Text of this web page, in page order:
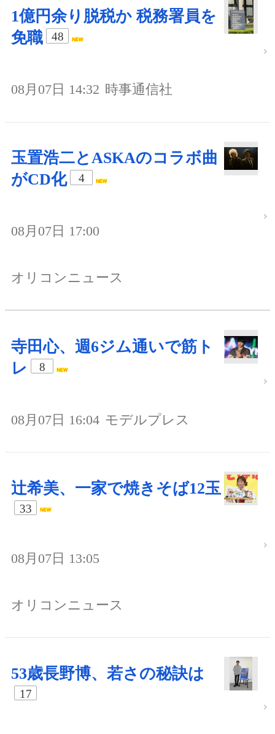
1億円余り脱税か 税務署員を
免職
48
08月07日 14:32 時事通信社
玉置浩二とASKAのコラボ曲
がCD化
4
08月07日 17:00
オリコンニュース
寺田心、週6ジム通いで筋ト
レ
8
08月07日 16:04 モデルプレス
辻希美、一家で焼きそば12玉
33
08月07日 13:05
オリコンニュース
53歳長野博、若さの秘訣は
17